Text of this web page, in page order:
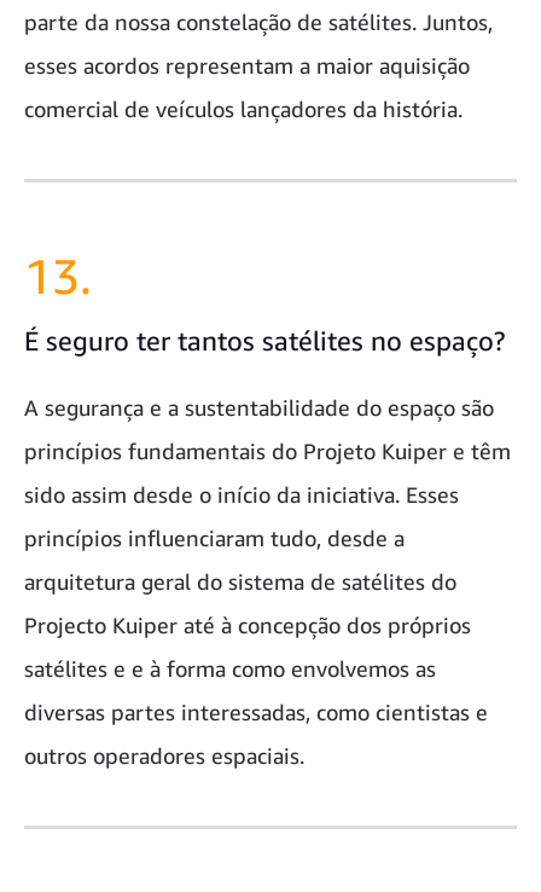
parte da nossa constelação de satélites. Juntos,
esses acordos representam a maior aquisição
comercial de veículos lançadores da história.
13.
É seguro ter tantos satélites no espaço?
A segurança e a sustentabilidade do espaço são
princípios fundamentais do Projeto Kuiper e têm
sido assim desde o início da iniciativa. Esses
princípios influenciaram tudo, desde a
arquitetura geral do sistema de satélites do
Projecto Kuiper até à concepção dos próprios
satélites e e à forma como envolvemos as
diversas partes interessadas, como cientistas e
outros operadores espaciais.